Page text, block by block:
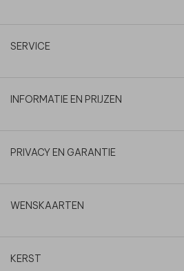
SERVICE
INFORMATIE EN PRIJZEN
PRIVACY EN GARANTIE
WENSKAARTEN
KERST